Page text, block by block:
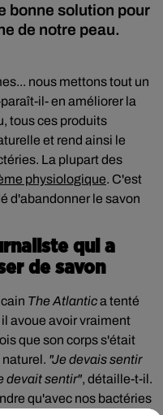
bonne solution pour
de notre peau.
nous mettons tout un
il- en améliorer la
tous ces produits
et rend ainsi le
La plupart des
physiologique. C'est
d'abandonner le savon
qui a
de savon
The Atlantica tenté
avoue avoir vraiment
que son corps s'était
"Je devais sentir
devait sentir", détaille-t-il.
qu'avec nos bactéries